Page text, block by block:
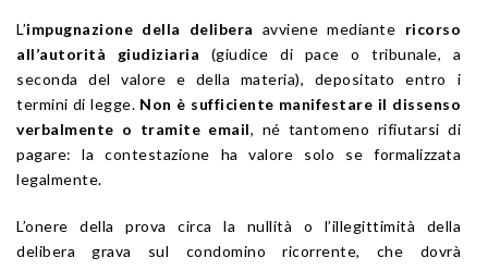
L’impugnazione della delibera avviene mediante ricorso
all’autorità giudiziaria (giudice di pace o tribunale, a
seconda del valore e della materia), depositato entro i
termini di legge. Non è sufficiente manifestare il dissenso
verbalmente o tramite email, né tantomeno rifiutarsi di
pagare: la contestazione ha valore solo se formalizzata
legalmente.
L’onere della prova circa la nullità o l’illegittimità della
delibera grava sul condomino ricorrente, che dovrà